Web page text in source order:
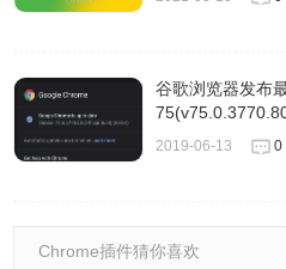
谷歌浏览器发布
2019-06-13 0
Chrome插件猜你喜欢